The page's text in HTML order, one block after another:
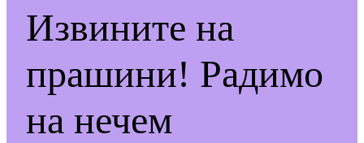
Извините на
прашини! Радимо
на нечем